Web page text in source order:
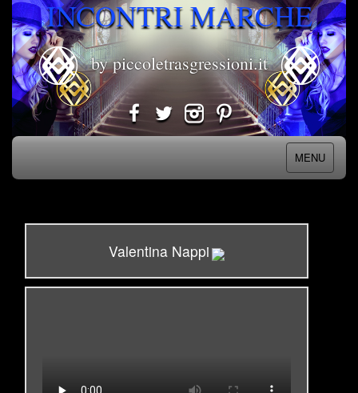
INCONTRI MARCHE
by piccoletrasgressioni.it
MENU
Valentina Nappi